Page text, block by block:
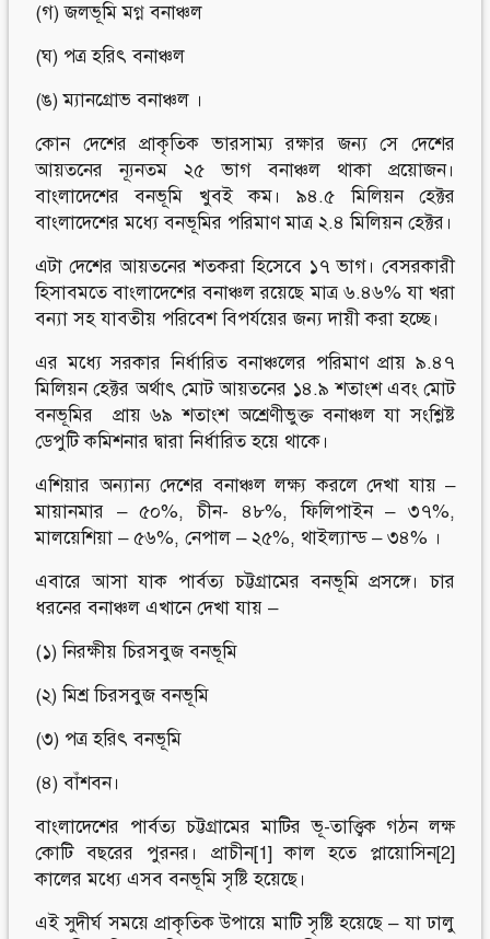
(গ) জলভূমি মগ্ন বনাঞ্চল
(ঘ) পত্র হরিৎ বনাঞ্চল
(ঙ) ম্যানগ্রোভ বনাঞ্চল ।
কোন দেশের প্রাকৃতিক ভারসাম্য রক্ষার জন্য সে দেশের
আয়তনের ন্যূনতম ২৫ ভাগ বনাঞ্চল থাকা প্রয়োজন।
বাংলাদেশের বনভূমি খুবই কম। ৯৪.৫ মিলিয়ন হেক্টর
বাংলাদেশের মধ্যে বনভূমির পরিমাণ মাত্র ২.৪ মিলিয়ন হেক্টর।
এটা দেশের আয়তনের শতকরা হিসেবে ১৭ ভাগ। বেসরকারী
হিসাবমতে বাংলাদেশের বনাঞ্চল রয়েছে মাত্র ৬.৪৬% যা খরা
বন্যা সহ যাবতীয় পরিবেশ বিপর্যয়ের জন্য দায়ী করা হচ্ছে।
এর মধ্যে সরকার নির্ধারিত বনাঞ্চলের পরিমাণ প্রায় ৯.৪৭
মিলিয়ন হেক্টর অর্থাৎ মোট আয়তনের ১৪.৯ শতাংশ এবং মোট
বনভূমির প্রায় ৬৯ শতাংশ অশ্রেণীভুক্ত বনাঞ্চল যা সংশ্লিষ্ট
ডেপুটি কমিশনার দ্বারা নির্ধারিত হয়ে থাকে।
এশিয়ার অন্যান্য দেশের বনাঞ্চল লক্ষ্য করলে দেখা যায় –
মায়ানমার – ৫০%, চীন- ৪৮%, ফিলিপাইন – ৩৭%,
মালয়েশিয়া – ৫৬%, নেপাল – ২৫%, থাইল্যান্ড – ৩৪% ।
এবারে আসা যাক পার্বত্য চট্টগ্রামের বনভূমি প্রসঙ্গে। চার
ধরনের বনাঞ্চল এখানে দেখা যায় –
(১) নিরক্ষীয় চিরসবুজ বনভূমি
(২) মিশ্র চিরসবুজ বনভূমি
(৩) পত্র হরিৎ বনভূমি
(৪) বাঁশবন।
বাংলাদেশের পার্বত্য চট্টগ্রামের মাটির ভূ-তাত্ত্বিক গঠন লক্ষ
কোটি বছরের পুরনর। প্রাচীন[1] কাল হতে প্লায়োসিন[2]
কালের মধ্যে এসব বনভূমি সৃষ্টি হয়েছে।
এই সুদীর্ঘ সময়ে প্রাকৃতিক উপায়ে মাটি সৃষ্টি হয়েছে – যা ঢালু